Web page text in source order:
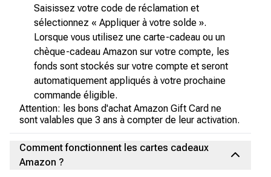
Saisissez votre code de réclamation et
sélectionnez « Appliquer à votre solde ».
Lorsque vous utilisez une carte-cadeau ou un
chèque-cadeau Amazon sur votre compte, les
fonds sont stockés sur votre compte et seront
automatiquement appliqués à votre prochaine
commande éligible.
Attention: les bons d'achat Amazon Gift Card ne
sont valables que 3 ans à compter de leur activation.
Comment fonctionnent les cartes cadeaux
Amazon ?